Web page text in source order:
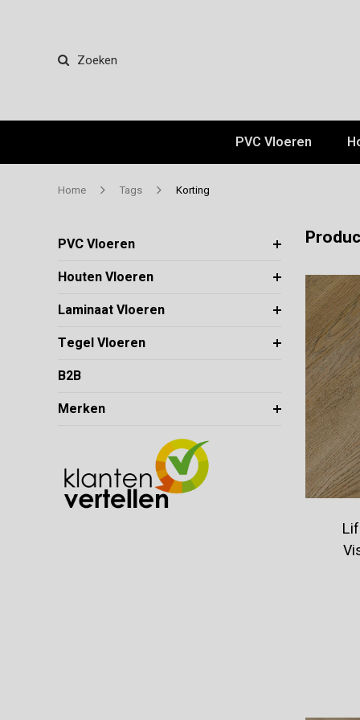
Zoeken
PVC Vloeren
Home Tags Korting
PVC Vloeren
Houten Vloeren
Laminaat Vloeren
Tegel Vloeren
B2B
Merken